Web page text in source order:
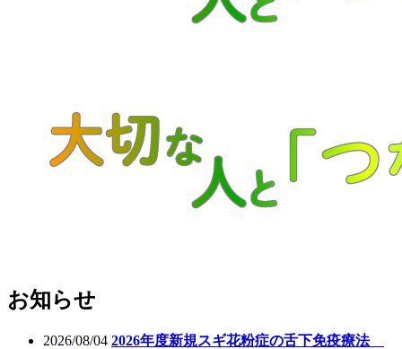
お知らせ
2026/08/04 2026年度新規スギ花粉症の舌下免疫療法